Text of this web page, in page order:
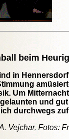
beim
in
Um
und
durchwegs
Vejchar, Fotos: